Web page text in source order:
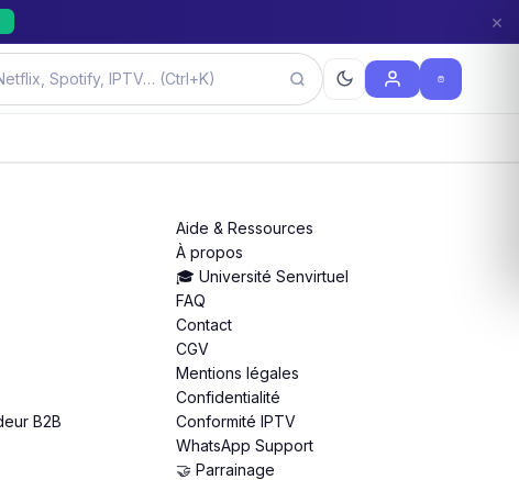
×
B2B
Aide & Ressources
À propos
🎓 Université Senvirtuel
FAQ
Contact
CGV
Mentions légales
Confidentialité
Conformité IPTV
WhatsApp Support
🤝 Parrainage